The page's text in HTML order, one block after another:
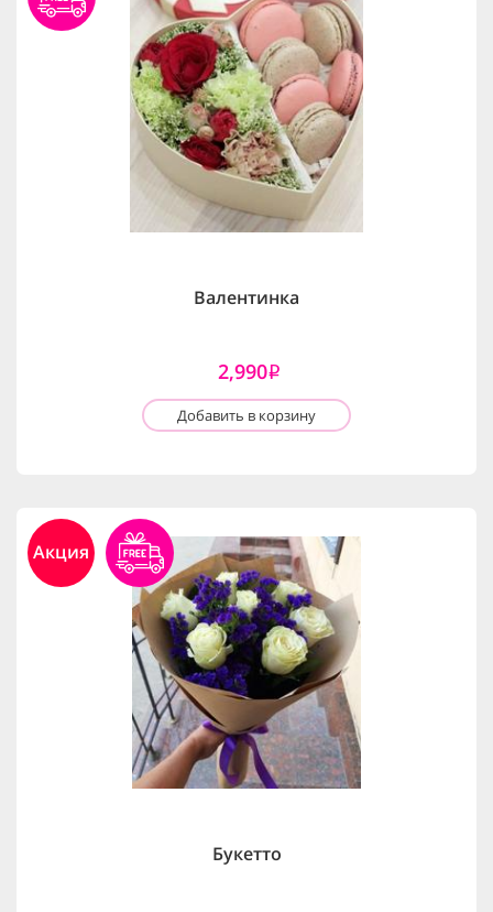
Валентинка
2,990i
Добавить в корзину
Акция
Букетто